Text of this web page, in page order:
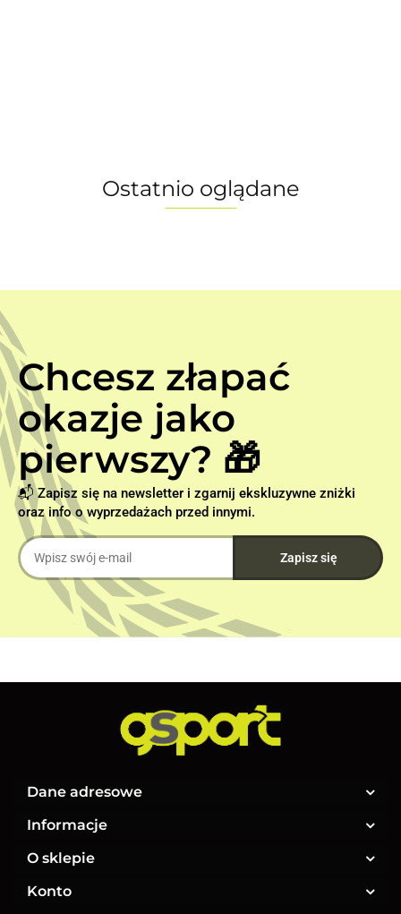
Ostatnio oglądane
Chcesz złapać
okazje jako
pierwszy? 🎁
📬 Zapisz się na newsletter i zgarnij ekskluzywne zniżki
oraz info o wyprzedażach przed innymi.
Dane adresowe
Informacje
O sklepie
Konto